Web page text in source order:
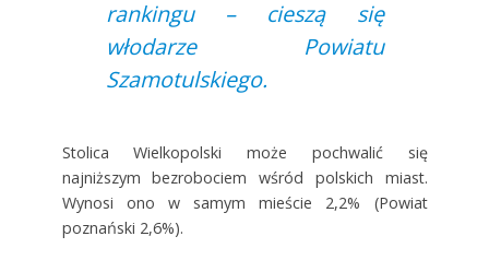
rankingu – cieszą się
włodarze Powiatu
Szamotulskiego.
Stolica Wielkopolski może pochwalić się
najniższym bezrobociem wśród polskich miast.
Wynosi ono w samym mieście 2,2% (Powiat
poznański 2,6%).